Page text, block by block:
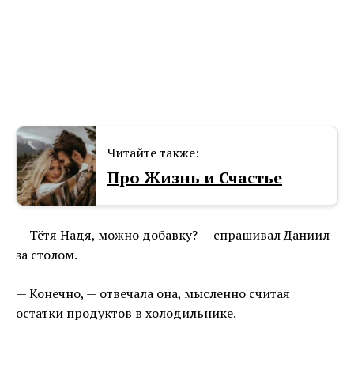
Читайте также:
Про Жизнь и Счастье
— Тётя Надя, можно добавку? — спрашивал Даниил
за столом.
— Конечно, — отвечала она, мысленно считая
остатки продуктов в холодильнике.